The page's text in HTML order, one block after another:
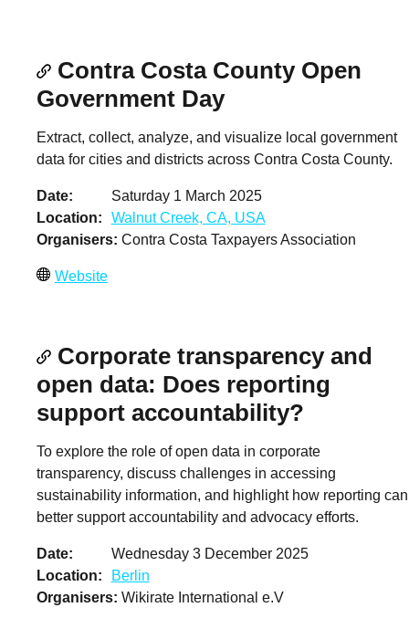
Contra Costa County Open
Government Day
Extract, collect, analyze, and visualize local government
data for cities and districts across Contra Costa County.
Date
Saturday 1 March 2025
Location
Walnut Creek, CA, USA
Organisers Contra Costa Taxpayers Association
Website
Corporate transparency and
open data: Does reporting
support accountability?
To explore the role of open data in corporate
transparency, discuss challenges in accessing
sustainability information, and highlight how reporting can
better support accountability and advocacy efforts.
Date
Wednesday 3 December 2025
Location
Berlin
Organisers Wikirate International e.V